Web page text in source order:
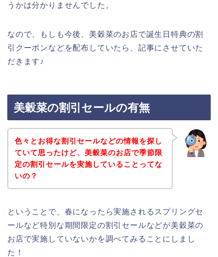
うかは分かりませんでした。
なので、もしも今後、美穀菜のお店で誕生日特典の割
引クーポンなどを配布していたら、記事にさせていた
だきます♪
美穀菜の割引セールの有無
色々とお得な割引セールなどの情報を探し
ていて思ったけど、美穀菜のお店で季節限
定の割引セールを実施していることってな
いの？
ということで、春になったら実施されるスプリングセ
ールなど特別な期間限定の割引セールなどが美穀菜の
お店で実施していないかを調べてみることにしまし
た！